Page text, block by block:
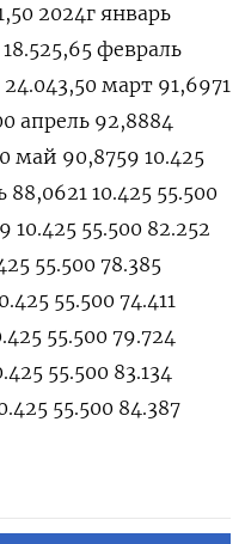
2024г январь
февраль
24.043,50 март 91,6971
апрель 92,8884
май 90,8759 10.425
10.425 55.500
10.425 55.500 82.252
55.500 78.385
55.500 74.411
55.500 79.724
55.500 83.134
55.500 84.387